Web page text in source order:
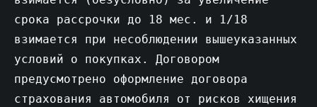
срока рассрочки до 18 мес. и 1/18
взимается при несоблюдении вышеуказанных
условий о покупках. Договором
предусмотрено оформление договора
страхования автомобиля от рисков хищения